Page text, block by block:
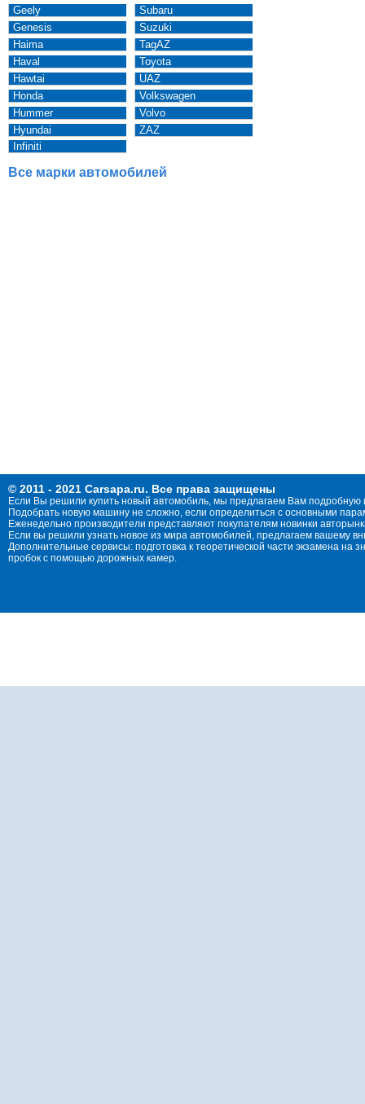
Geely
Genesis
Haima
Haval
Hawtai
Honda
Hummer
Hyundai
Infiniti
Subaru
Suzuki
TagAZ
Toyota
UAZ
Volkswagen
Volvo
ZAZ
Все марки автомобилей
© 2011 - 2021 Carsapa.ru. Все права защищены
Если Вы решили купить новый автомобиль, мы предлагаем Вам
Подобрать новую машину не сложно, если определиться с основными
Еженедельно производители представляют покупателям новинки
Если вы решили узнать новое из мира автомобилей, предлагаем вашему
Дополнительные сервисы: подготовка к теоретической части экзамена
пробок с помощью дорожных камер.